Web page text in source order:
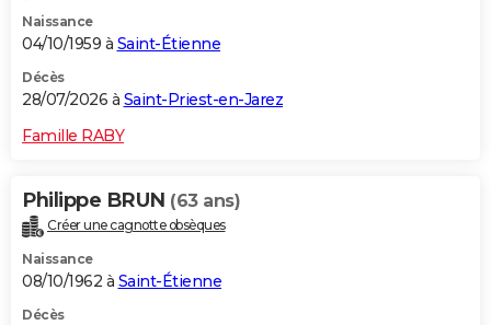
Naissance
04/10/1959 à Saint-Étienne
Décès
28/07/2026 à Saint-Priest-en-Jarez
Famille RABY
Philippe BRUN (63 ans)
Créer une cagnotte obsèques
Naissance
08/10/1962 à Saint-Étienne
Décès